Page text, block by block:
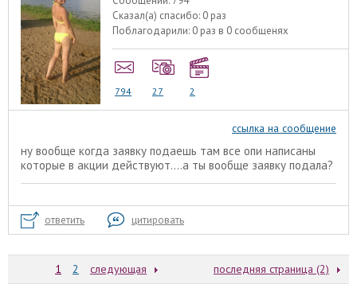
Сказал(а) спасибо: 0 раз
Поблагодарили: 0 раз в 0 сообщенях
794 27 2
ссылка на сообщение
ну вообще когда заявку подаешь там все опи написаны
которые в акции действуют....а ты вообще заявку подала?
ответить цитировать
1 2 следующая последняя страница (2)